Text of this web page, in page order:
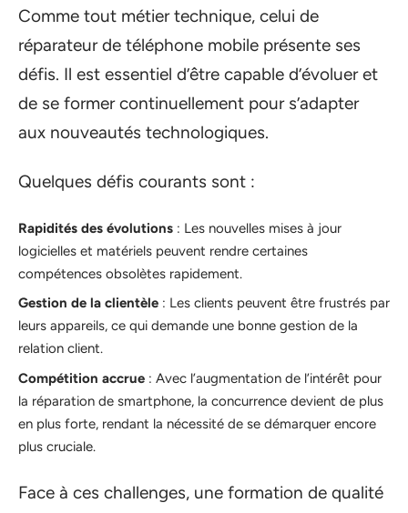
Comme tout métier technique, celui de
réparateur de téléphone mobile présente ses
défis. Il est essentiel d’être capable d’évoluer et
de se former continuellement pour s’adapter
aux nouveautés technologiques.
Quelques défis courants sont :
Rapidités des évolutions : Les nouvelles mises à jour
logicielles et matériels peuvent rendre certaines
compétences obsolètes rapidement.
Gestion de la clientèle : Les clients peuvent être frustrés par
leurs appareils, ce qui demande une bonne gestion de la
relation client.
Compétition accrue : Avec l’augmentation de l’intérêt pour
la réparation de smartphone, la concurrence devient de plus
en plus forte, rendant la nécessité de se démarquer encore
plus cruciale.
Face à ces challenges, une formation de qualité